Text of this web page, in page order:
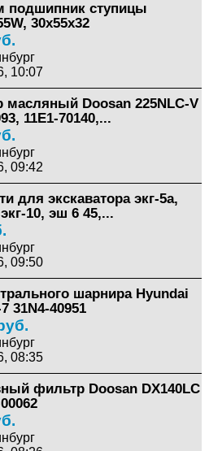
подшипник ступицы
30x55x32
10:07
масляный Doosan 225NLC-V
11E1-70140,...
09:42
для экскаватора экг-5а,
10, эш 6 45,...
09:50
шарнира Hyundai
31N4-40951
08:35
фильтр Doosan DX140LC